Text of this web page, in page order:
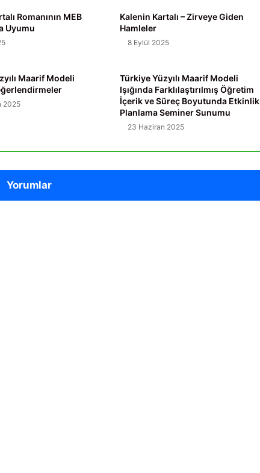
Romanının MEB
Uyumu
Kalenin Kartalı – Zirveye Giden
Hamleler
8 Eylül 2025
Maarif Modeli
2025
Türkiye Yüzyılı Maarif Modeli
Işığında Farklılaştırılmış Öğretim
İçerik ve Süreç Boyutunda Etkinlik
Planlama Seminer Sunumu
23 Haziran 2025
Yorumlar